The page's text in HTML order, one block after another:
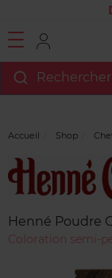
Accueil Shop
Marque
Henné Poudre
Coloration semi-